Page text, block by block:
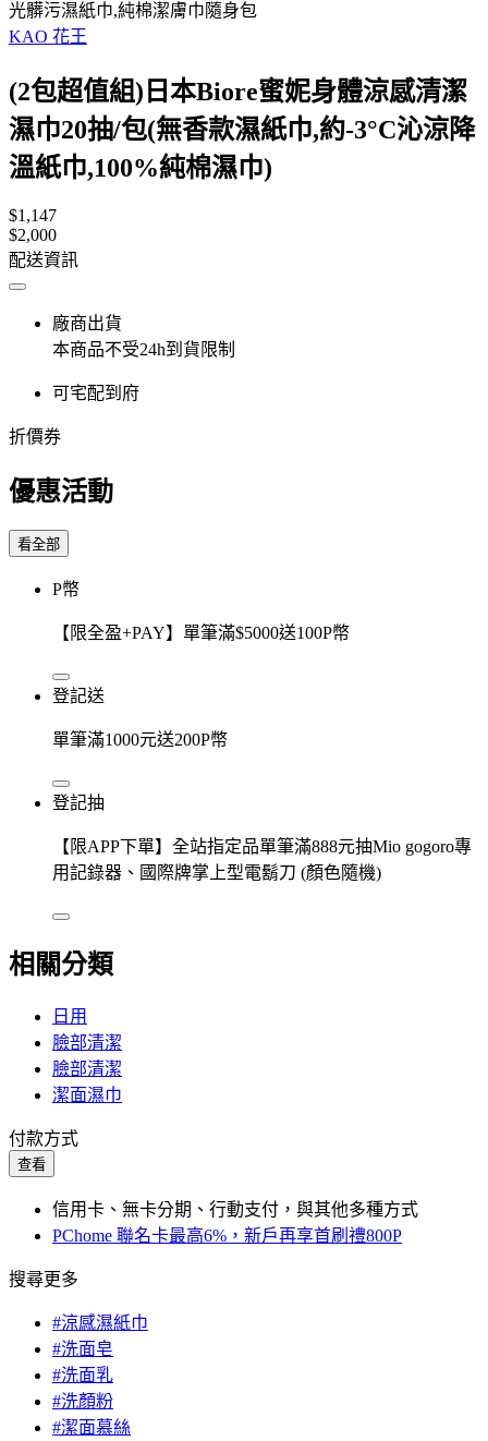
光髒污濕紙巾,純棉潔膚巾隨身包
KAO 花王
(2包超值組)日本Biore蜜妮身體涼感清潔
濕巾20抽/包(無香款濕紙巾,約-3°C沁涼降
溫紙巾,100%純棉濕巾)
$1,147
$2,000
配送資訊
廠商出貨
本商品不受24h到貨限制
可宅配到府
折價券
優惠活動
看全部
P幣
【限全盈+PAY】單筆滿$5000送100P幣
登記送
單筆滿1000元送200P幣
登記抽
【限APP下單】全站指定品單筆滿888元抽Mio gogoro專
用記錄器、國際牌掌上型電鬍刀 (顏色隨機)
相關分類
日用
臉部清潔
臉部清潔
潔面濕巾
付款方式
查看
信用卡、無卡分期、行動支付，與其他多種方式
PChome 聯名卡最高6%，新戶再享首刷禮800P
搜尋更多
#涼感濕紙巾
#洗面皂
#洗面乳
#洗顏粉
#潔面慕絲